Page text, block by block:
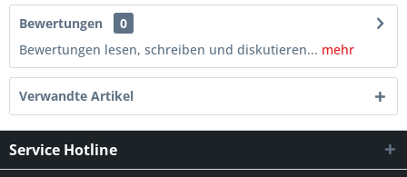
Bewertungen
0
Bewertungen lesen, schreiben und diskutieren... mehr
Verwandte Artikel
Service Hotline